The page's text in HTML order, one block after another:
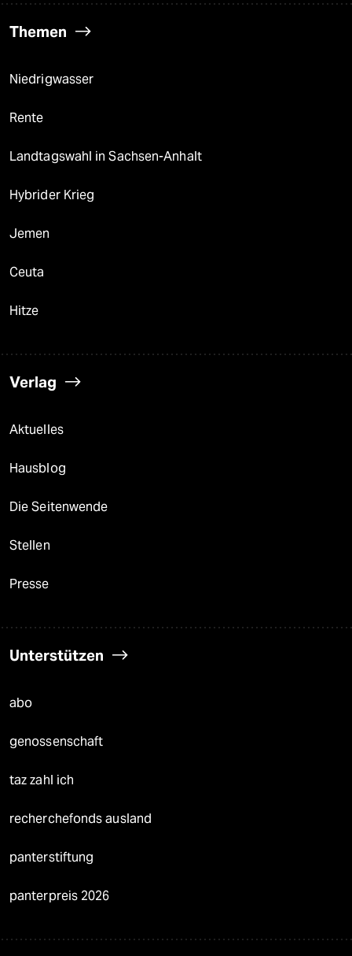
Themen
Niedrigwasser
Rente
Landtagswahl in Sachsen-Anhalt
Hybrider Krieg
Jemen
Ceuta
Hitze
Verlag
Aktuelles
Hausblog
Die Seitenwende
Stellen
Presse
Unterstützen
abo
genossenschaft
taz zahl ich
recherchefonds ausland
panterstiftung
panterpreis 2026